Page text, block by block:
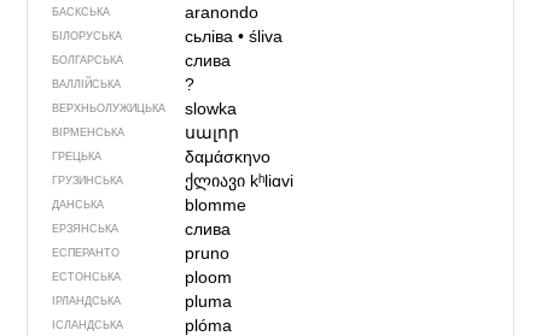
БАСКСЬКА aranondo
БІЛОРУСЬКА сьліва• śliva
БОЛГАРСЬКА слива
ВАЛЛІЙСЬКА ?
ВЕРХНЬОЛУЖИЦЬКА slowka
ВІРМЕНСЬКА սալոր
ГРЕЦЬКА δαμάσκηνο
ГРУЗИНСЬКА ქლიავი kʰliɑvi
ДАНСЬКА blomme
ЕРЗЯНСЬКА слива
ЕСПЕРАНТО pruno
ЕСТОНСЬКА ploom
ІРЛАНДСЬКА pluma
ІСЛАНДСЬКА plóma